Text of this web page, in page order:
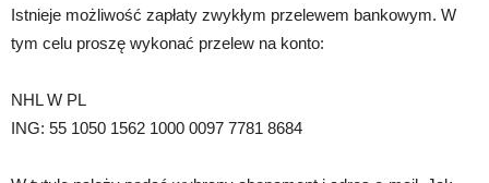
Istnieje możliwość zapłaty zwykłym przelewem bankowym. W
tym celu proszę wykonać przelew na konto:
NHL W PL
ING: 55 1050 1562 1000 0097 7781 8684